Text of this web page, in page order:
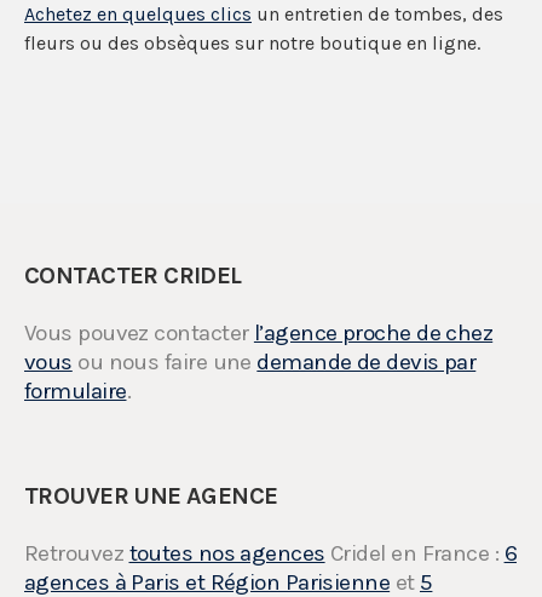
Achetez en quelques clics un entretien de tombes, des
fleurs ou des obsèques sur notre boutique en ligne.
CONTACTER CRIDEL
Vous pouvez contacter l’agence proche de chez
vous ou nous faire une demande de devis par
formulaire.
TROUVER UNE AGENCE
Retrouvez toutes nos agences Cridel en France : 6
agences à Paris et Région Parisienne et 5